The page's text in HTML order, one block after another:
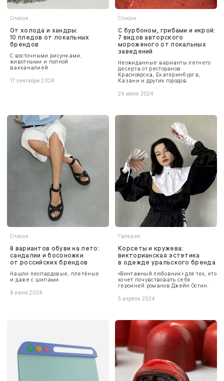
Список
От холода и хандры:
10 пледов от локальных
брендов
С восточными рисунками,
животными и полной
вакханалией.
17 сентября 2024
Список
С бурбоном, грибами и икрой:
7 видов авторского
мороженого от локальных
заведений
Неожиданные варианты летнего
десерта от ресторанов
Красноярска, Екатеринбурга,
Казани и других городов.
24 июля 2024
Список
8 вариантов обуви на лето:
сандалии и босоножки
от российских брендов
Нашли леопардовые, плетёные
и даже с шипами.
9 июля 2024
Галерея
Корсеты и кружева:
викторианская эстетика
в одежде уральского бренда
«Винтажный любовник» для тех, кто
хочет почувствовать себя
героиней романов Джейн Остин.
5 апреля 2024